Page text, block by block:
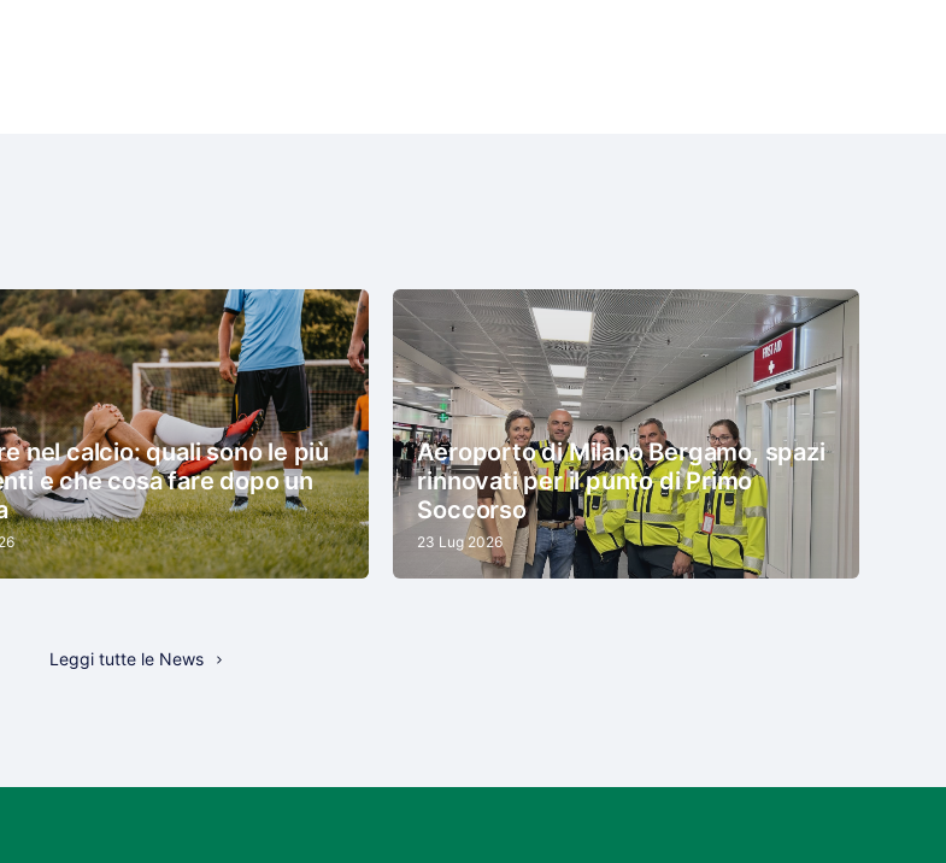
nel calcio: quali sono le più
e che cosa fare dopo un
Aeroporto di Milano Bergamo, spazi
rinnovati per il punto di Primo
Soccorso
23 Lug 2026
Leggi tutte le News